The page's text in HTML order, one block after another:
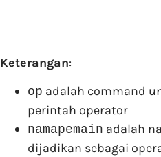
Keterangan:
op adalah command
perintah operator
namapemain adalah
dijadikan sebagai